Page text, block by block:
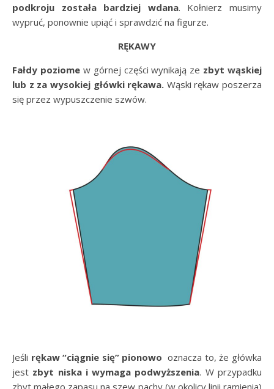
podkroju została bardziej wdana. Kołnierz musimy
wypruć, ponownie upiąć i sprawdzić na figurze.
RĘKAWY
Fałdy poziomew górnej części wynikają ze zbyt wąskiej
lub z za wysokiej główki rękawa. Wąski rękaw poszerza
się przez wypuszczenie szwów.
Jeśli rękaw “ciągnie się” pionowo oznacza to, że główka
jest zbyt niska i wymaga podwyższenia. W przypadku
zbyt małego zapasu na szew pachy (w okolicy linii ramienia)